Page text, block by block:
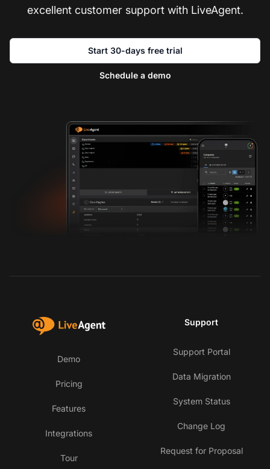
excellent customer support with LiveAgent.
Start 30-days free trial
Schedule a demo
Demo
Pricing
Features
Integrations
Tour
Support
Support Portal
Data Migration
System Status
Change Log
Request for Proposal